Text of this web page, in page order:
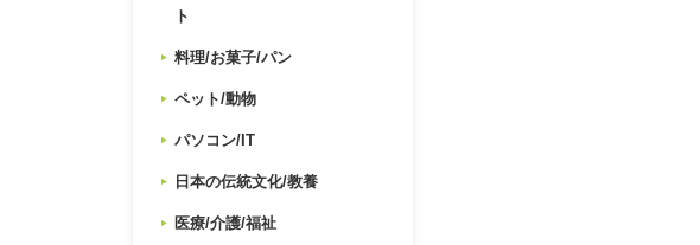
ト
料理/お菓子/パン
ペット/動物
パソコン/IT
日本の伝統文化/教養
医療/介護/福祉